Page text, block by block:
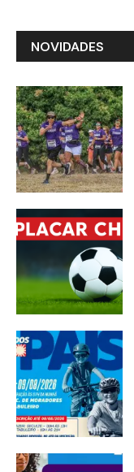
NOVIDADES